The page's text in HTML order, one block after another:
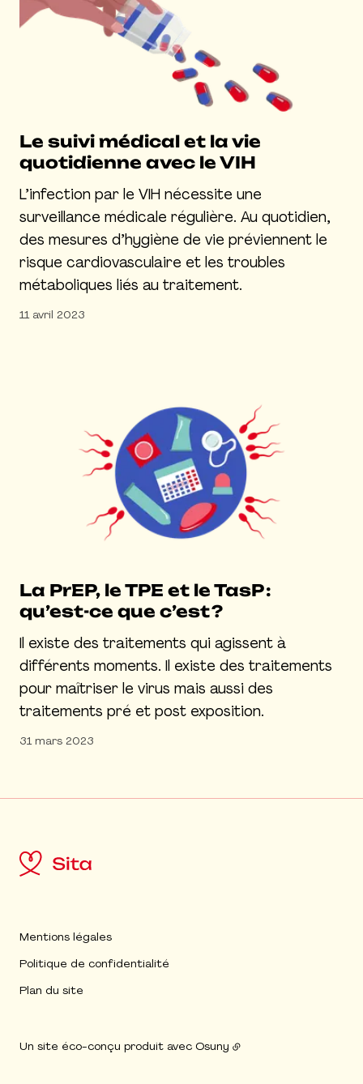
Le suivi médical et la vie
quotidienne avec le VIH
L’infection par le VIH nécessite une
surveillance médicale régulière. Au quotidien,
des mesures d’hygiène de vie préviennent le
risque cardiovasculaire et les troubles
métaboliques liés au traitement.
11 avril 2023
La PrEP, le TPE et le TasP :
qu’est-ce que c’est ?
Il existe des traitements qui agissent à
différents moments. Il existe des traitements
pour maîtriser le virus mais aussi des
traitements pré et post exposition.
31 mars 2023
Mentions légales
Politique de confidentialité
Plan du site
Un site éco-conçu produit avec Osuny